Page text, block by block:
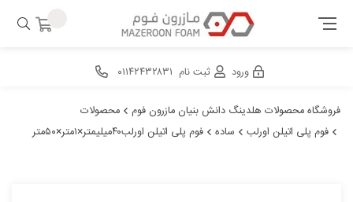
ورود ثبت نام ۰۱۱۴۲۴۳۲۸۳۱
فروشگاه محصولات هلدینگ دانش بنیان مازرون فوم
محصولات
فوم پلی اتیلن اورلب
ساده فوم پلی اتیلن اورلب۴۰میلیمتر×۱متر×۵۰متر